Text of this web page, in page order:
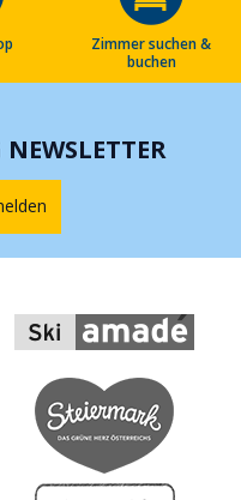
Zimmer suchen &
buchen